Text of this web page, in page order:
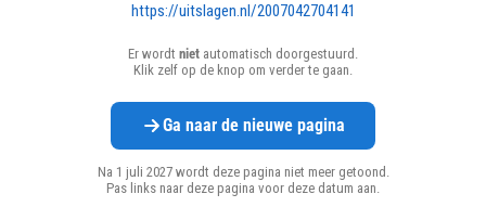
https://uitslagen.nl/2007042704141
Er wordt niet automatisch doorgestuurd.
Klik zelf op de knop om verder te gaan.
Ga naar de nieuwe pagina
Na 1 juli 2027 wordt deze pagina niet meer getoond.
Pas links naar deze pagina voor deze datum aan.